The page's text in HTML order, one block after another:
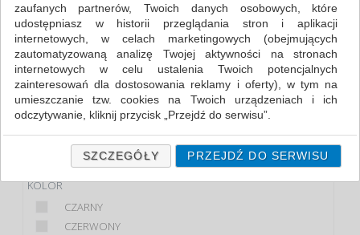
FILTRY WIĘCEJ
KLASA
EKONOMICZNE
STANDARD
MARKA
DONAU
Q-CONNECT
KOLOR
CZARNY
CZERWONY
zaufanych partnerów, Twoich danych osobowych, które
udostępniasz w historii przeglądania stron i aplikacji
internetowych, w celach marketingowych (obejmujących
zautomatyzowaną analizę Twojej aktywności na stronach
internetowych w celu ustalenia Twoich potencjalnych
zainteresowań dla dostosowania reklamy i oferty), w tym na
umieszczanie tzw. cookies na Twoich urządzeniach i ich
odczytywanie, kliknij przycisk „Przejdź do serwisu”.
Jeśli nie chcesz wyrazić zgody lub ograniczyć jej zakres, kliknij
„Szczegóły”, gdzie znajdziesz wszelkie informacje o tym jak to
zrobić . Te same informacje znajdziesz także na podstronie z
naszą polityką prywatności obowiązującą od 25 maja 2018.
W przypadku użytkowników zalogowanych, ważna jest Państwa
wcześniejsza zgoda której udzieliliście podczas zakładania
SZCZEGÓŁY PRZEJDŹ DO SERWISU